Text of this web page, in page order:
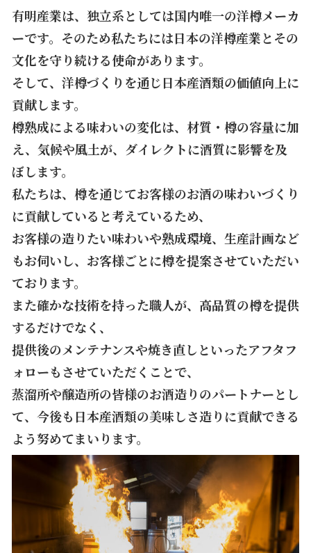
有明産業は、独立系としては国内唯一の洋樽メーカ
ーです。そのため私たちには日本の洋樽産業とその
文化を守り続ける使命があります。
そして、洋樽づくりを通じ日本産酒類の価値向上に
貢献します。
樽熟成による味わいの変化は、材質・樽の容量に加
え、気候や風土が、ダイレクトに酒質に影響を及
ぼします。
私たちは、樽を通じてお客様のお酒の味わいづくり
に貢献していると考えているため、
お客様の造りたい味わいや熟成環境、生産計画など
もお伺いし、お客様ごとに樽を提案させていただい
ております。
また確かな技術を持った職人が、高品質の樽を提供
するだけでなく、
提供後のメンテナンスや焼き直しといったアフタフ
ォローもさせていただくことで、
蒸溜所や醸造所の皆様のお酒造りのパートナーとし
て、今後も日本産酒類の美味しさ造りに貢献できる
よう努めてまいります。